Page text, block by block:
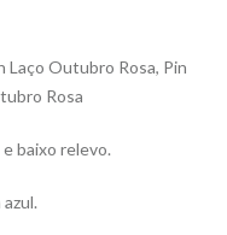
Outubro Rosa, Pin
Rosa
baixo relevo.